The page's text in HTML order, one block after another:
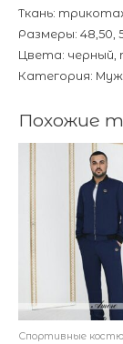
Ткань:
Размеры: 48,50,
Цвета: черный,
Категория:
Похожие
Спортивные